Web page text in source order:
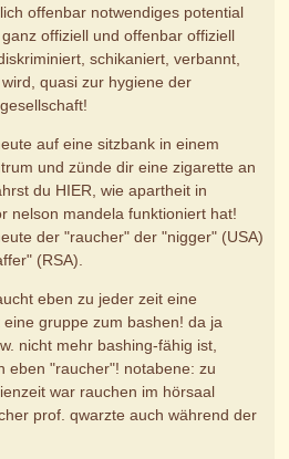
offenbar notwendiges potential
offiziell und offenbar offiziell
schikaniert, verbannt,
quasi zur hygiene der
auf eine sitzbank in einem
und zünde dir eine zigarette an
du HIER, wie apartheit in
nelson mandela funktioniert hat!
der "raucher" der "nigger" (USA)
(RSA).
eben zu jeder zeit eine
eine gruppe zum bashen! da ja
nicht mehr bashing-fähig ist,
eben "raucher"! notabene: zu
war rauchen im hörsaal
prof. qwarzte auch während der